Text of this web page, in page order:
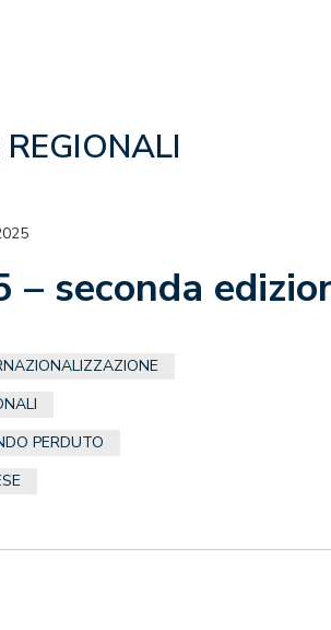
REGIONALI
– seconda
PERDUTO